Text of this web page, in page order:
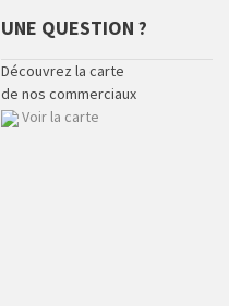
UNE QUESTION ?
Découvrez la carte
de nos commerciaux
Voir la carte